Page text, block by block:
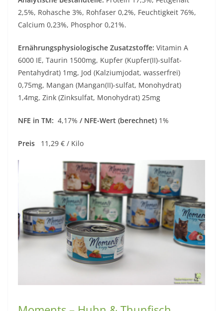
2,5%, Rohasche 3%, Rohfaser 0,2%, Feuchtigkeit 76%,
Calcium 0,23%, Phosphor 0,21%.
Ernährungsphysiologische Zusatzstoffe: Vitamin A
6000 IE, Taurin 1500mg, Kupfer (Kupfer(II)-sulfat-
Pentahydrat) 1mg, Jod (Kalziumjodat, wasserfrei)
0,75mg, Mangan (Mangan(II)-sulfat, Monohydrat)
1,4mg, Zink (Zinksulfat, Monohydrat) 25mg
NFE in TM: 4,17% / NFE-Wert (berechnet) 1%
Preis 11,29 € / Kilo